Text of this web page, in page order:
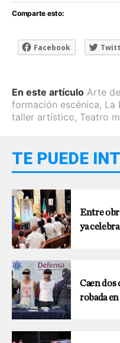
Comparte esto:
Facebook
En este artículo Arte
formación escénica, La
taller artístico, Teatro
TE PUEDE
Entre
ya
Caen dos
robada